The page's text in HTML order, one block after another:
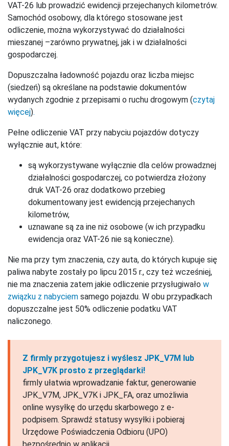
VAT-26 lub prowadzić ewidencji przejechanych kilometrów.
Samochód osobowy, dla którego stosowane jest
odliczenie, można wykorzystywać do działalności
mieszanej –zarówno prywatnej, jak i w działalności
gospodarczej.
Dopuszczalna ładowność pojazdu oraz liczba miejsc
(siedzeń) są określane na podstawie dokumentów
wydanych zgodnie z przepisami o ruchu drogowym (czytaj
więcej).
Pełne odliczenie VAT przy nabyciu pojazdów dotyczy
wyłącznie aut, które:
są wykorzystywane wyłącznie dla celów prowadznej
działalności gospodarczej, co potwierdza złożony
druk VAT-26 oraz dodatkowo przebieg
dokumentowany jest ewidencją przejechanych
kilometrów,
uznawane są za ine niż osobowe (w ich przypadku
ewidencja oraz VAT-26 nie są konieczne).
Nie ma przy tym znaczenia, czy auta, do których kupuje się
paliwa nabyte zostały po lipcu 2015 r., czy też wcześniej,
nie ma znaczenia zatem jakie odliczenie przysługiwało w
związku z nabyciem samego pojazdu. W obu przypadkach
dopuszczalne jest 50% odliczenie podatku VAT
naliczonego.
Z firmly przygotujesz i wyślesz JPK_V7M lub
JPK_V7K prosto z przeglądarki!
firmly ułatwia wprowadzanie faktur, generowanie
JPK_V7M, JPK_V7K i JPK_FA, oraz umożliwia
online wysyłkę do urzędu skarbowego z e-
podpisem. Sprawdź statusy wysyłki i pobieraj
Urzędowe Poświadczenia Odbioru (UPO)